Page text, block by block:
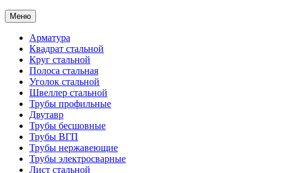
Меню
Арматура
Квадрат стальной
Круг стальной
Полоса стальная
Уголок стальной
Швеллер стальной
Трубы профильные
Двутавр
Трубы бесшовные
Трубы ВГП
Трубы нержавеющие
Трубы электросварные
Лист стальной